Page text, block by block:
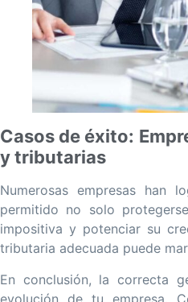
Casos de éxito:
y tributarias
Numerosas empresas han
permitido no solo
impositiva y potenciar su
tributaria adecuada puede
En conclusión, la correcta
evolución de tu empresa.